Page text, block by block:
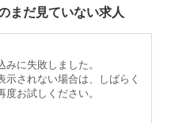
まだ見ていない求人
みに失敗しました。
示されない場合は、しばらく
度お試しください。